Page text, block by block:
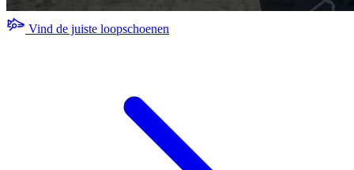
Vind de juiste loopschoenen